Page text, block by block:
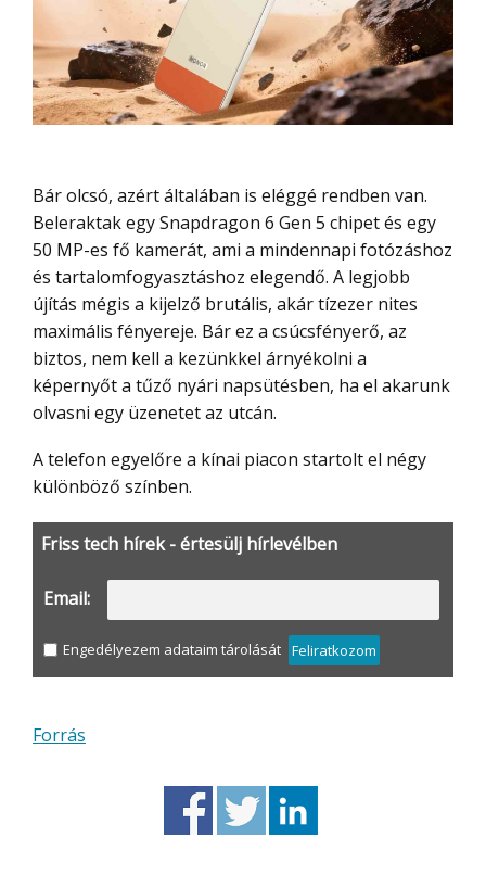
Bár olcsó, azért általában is eléggé rendben van.
Beleraktak egy Snapdragon 6 Gen 5 chipet és egy
50 MP-es fő kamerát, ami a mindennapi fotózáshoz
és tartalomfogyasztáshoz elegendő. A legjobb
újítás mégis a kijelző brutális, akár tízezer nites
maximális fényereje. Bár ez a csúcsfényerő, az
biztos, nem kell a kezünkkel árnyékolni a
képernyőt a tűző nyári napsütésben, ha el akarunk
olvasni egy üzenetet az utcán.
A telefon egyelőre a kínai piacon startolt el négy
különböző színben.
Friss tech hírek - értesülj hírlevélben
Email:
Engedélyezem adataim tárolását Feliratkozom
Forrás